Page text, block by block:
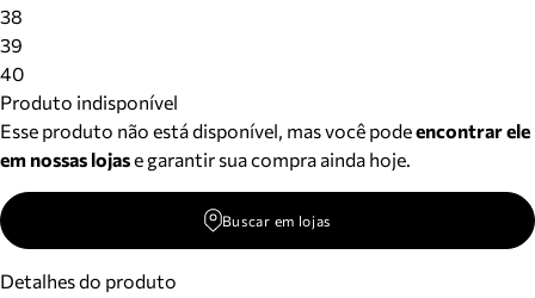
38
39
40
Produto indisponível
Esse produto não está disponível, mas você podeencontrar ele
em nossas lojase garantir sua compra ainda hoje.
Buscar em lojas
Detalhes do produto